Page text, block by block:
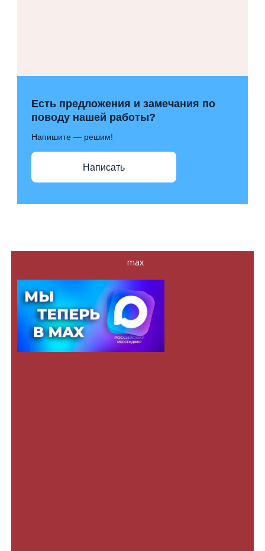
Есть предложения и замечания по
поводу нашей работы?
Напишите — решим!
Написать
max